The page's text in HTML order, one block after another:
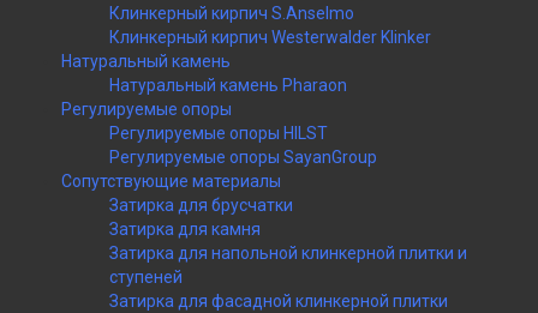
Клинкерный кирпич S.Anselmo
Клинкерный кирпич Westerwalder Klinker
Натуральный камень
Натуральный камень Pharaon
Регулируемые опоры
Регулируемые опоры HILST
Регулируемые опоры SayanGroup
Сопутствующие материалы
Затирка для брусчатки
Затирка для камня
Затирка для напольной клинкерной плитки и
ступеней
Затирка для фасадной клинкерной плитки